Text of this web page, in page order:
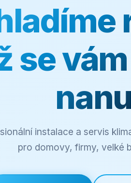
se
instalace a servis
pro domovy, firmy, velké